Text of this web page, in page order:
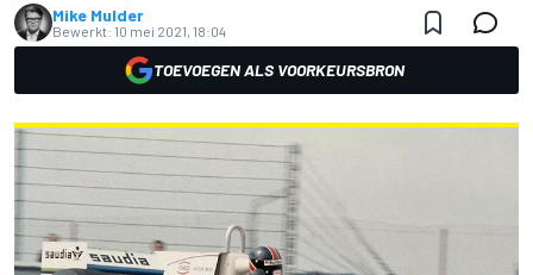
Mike Mulder
Bewerkt: 10 mei 2021, 18:04
TOEVOEGEN ALS VOORKEURSBRON